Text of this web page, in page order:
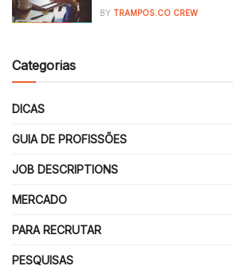
BY TRAMPOS.CO CREW
Categorias
DICAS
GUIA DE PROFISSÕES
JOB DESCRIPTIONS
MERCADO
PARA RECRUTAR
PESQUISAS